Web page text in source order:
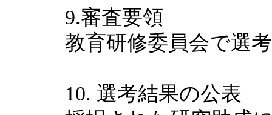
9.審査要領
教育研修委員会で選
10. 選考結果の公表